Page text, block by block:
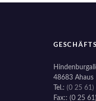
48683 Ahaus
Tel.: (0 25
Fax:: (0 25